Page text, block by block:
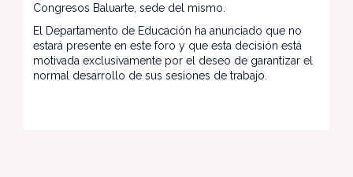
Congresos Baluarte, sede del mismo.
El Departamento de Educación ha anunciado que no
estará presente en este foro y que esta decisión está
motivada exclusivamente por el deseo de garantizar el
normal desarrollo de sus sesiones de trabajo.